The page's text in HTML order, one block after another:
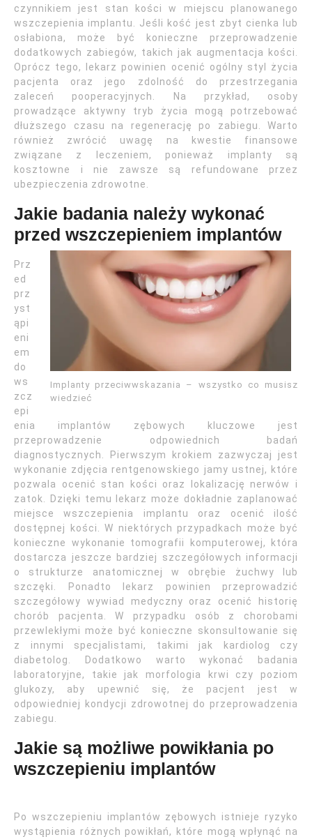
czynnikiem jest stan kości w miejscu planowanego
wszczepienia implantu. Jeśli kość jest zbyt cienka lub
osłabiona, może być konieczne przeprowadzenie
dodatkowych zabiegów, takich jak augmentacja kości.
Oprócz tego, lekarz powinien ocenić ogólny styl życia
pacjenta oraz jego zdolność do przestrzegania
zaleceń pooperacyjnych. Na przykład, osoby
prowadzące aktywny tryb życia mogą potrzebować
dłuższego czasu na regenerację po zabiegu. Warto
również zwrócić uwagę na kwestie finansowe
związane z leczeniem, ponieważ implanty są
kosztowne i nie zawsze są refundowane przez
ubezpieczenia zdrowotne.
Jakie badania należy wykonać
przed wszczepieniem implantów
Implanty przeciwwskazania – wszystko co musisz
wiedzieć
Prz
ed
prz
yst
ąpi
eni
em
do
ws
zcz
epi
enia implantów zębowych kluczowe jest
przeprowadzenie odpowiednich badań
diagnostycznych. Pierwszym krokiem zazwyczaj jest
wykonanie zdjęcia rentgenowskiego jamy ustnej, które
pozwala ocenić stan kości oraz lokalizację nerwów i
zatok. Dzięki temu lekarz może dokładnie zaplanować
miejsce wszczepienia implantu oraz ocenić ilość
dostępnej kości. W niektórych przypadkach może być
konieczne wykonanie tomografii komputerowej, która
dostarcza jeszcze bardziej szczegółowych informacji
o strukturze anatomicznej w obrębie żuchwy lub
szczęki. Ponadto lekarz powinien przeprowadzić
szczegółowy wywiad medyczny oraz ocenić historię
chorób pacjenta. W przypadku osób z chorobami
przewlekłymi może być konieczne skonsultowanie się
z innymi specjalistami, takimi jak kardiolog czy
diabetolog. Dodatkowo warto wykonać badania
laboratoryjne, takie jak morfologia krwi czy poziom
glukozy, aby upewnić się, że pacjent jest w
odpowiedniej kondycji zdrowotnej do przeprowadzenia
zabiegu.
Jakie są możliwe powikłania po
wszczepieniu implantów
Po wszczepieniu implantów zębowych istnieje ryzyko
wystąpienia różnych powikłań, które mogą wpłynąć na